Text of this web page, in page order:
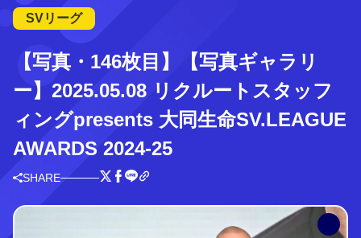
プ
SVリーグ
【写真・146枚目】【写真ギャラリ
ー】2025.05.08 リクルートスタッフ
ィングpresents 大同生命SV.LEAGUE
AWARDS 2024-25
SHARE